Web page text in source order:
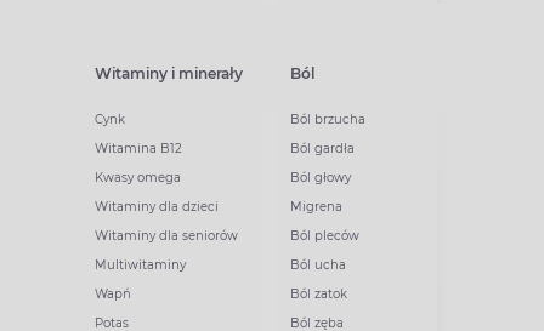
Witaminy i minerały
Cynk
Witamina B12
Kwasy omega
Witaminy dla dzieci
Witaminy dla seniorów
Multiwitaminy
Wapń
Potas
Ból
Ból brzucha
Ból gardła
Ból głowy
Migrena
Ból pleców
Ból ucha
Ból zatok
Ból zęba